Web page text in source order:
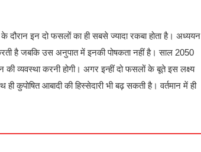
इन दो फसलों का ही सबसे ज्यादा रकबा होता है। अध्ययन
है जबकि उस अनुपात में इनकी पोषकता नहीं है। साल 2050
व्यवस्था करनी होगी। अगर इन्हीं दो फसलों के बूते इस लक्ष्य
ही कुपोषित आबादी की हिस्सेदारी भी बढ़ सकती है। वर्तमान में ही